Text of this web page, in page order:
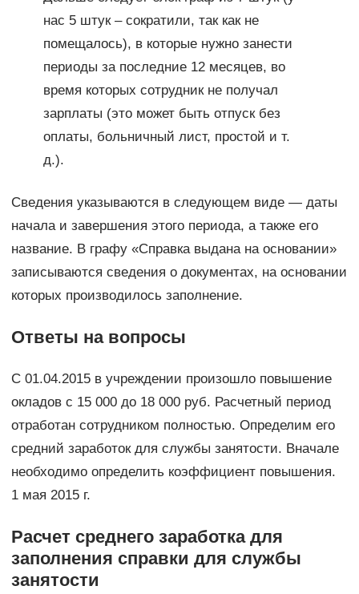
нас 5 штук – сократили, так как не
помещалось), в которые нужно занести
периоды за последние 12 месяцев, во
время которых сотрудник не получал
зарплаты (это может быть отпуск без
оплаты, больничный лист, простой и т.
д.).
Сведения указываются в следующем виде — даты
начала и завершения этого периода, а также его
название. В графу «Справка выдана на основании»
записываются сведения о документах, на основании
которых производилось заполнение.
Ответы на вопросы
С 01.04.2015 в учреждении произошло повышение
окладов с 15 000 до 18 000 руб. Расчетный период
отработан сотрудником полностью. Определим его
средний заработок для службы занятости. Вначале
необходимо определить коэффициент повышения.
1 мая 2015 г.
Расчет среднего заработка для
заполнения справки для службы
занятости